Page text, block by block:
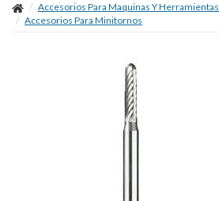
Accesorios Para Maquinas Y Herramientas
Accesorios Para Minitornos